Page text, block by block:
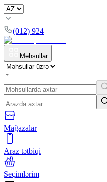
(012) 924
Məhsullar
Mağazalar
Araz tətbiqi
Seçimlərim